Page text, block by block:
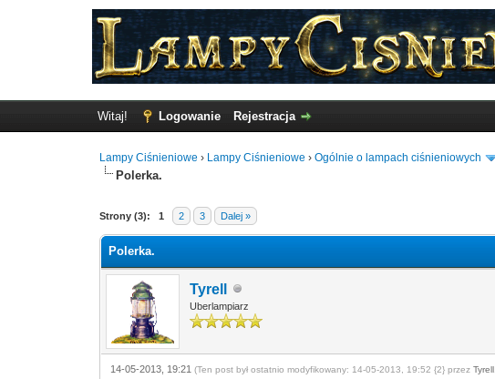
Witaj! Logowanie Rejestracja
Lampy Ciśnieniowe › Lampy Ciśnieniowe ›Ogólnie o lampach ciśnieniowych
Polerka.
Strony (3): 1 2 3 Dalej »
Polerka.
Tyrell
Uberlampiarz
14-05-2013, 19:21(Ten post był ostatnio modyfikowany: 14-05-2013, 19:52 {2} przezTyrell